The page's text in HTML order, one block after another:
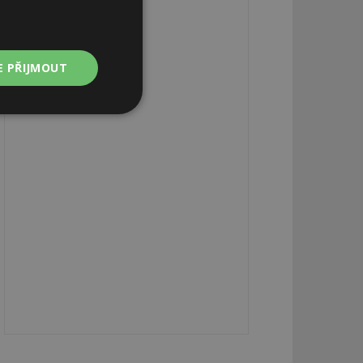
PŘIJMOUT
Nezařazené
informoval
do